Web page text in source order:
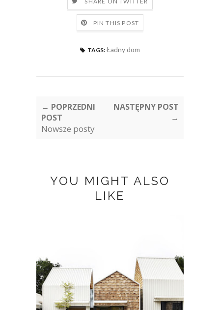
PIN THIS POST
TAGS: Ładny dom
← POPRZEDNI
POST
Nowsze posty
NASTĘPNY POST
→
YOU MIGHT ALSO
LIKE